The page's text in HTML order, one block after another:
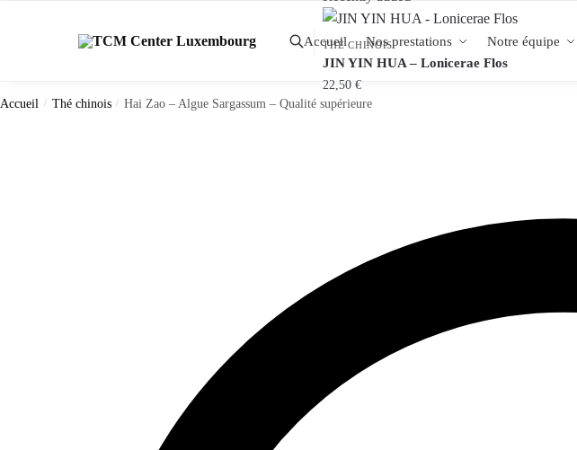
Accueil Nos prestations Notre équipe
THÉ CHINOIS
JIN YIN HUA – Lonicerae Flos
22,50€
Accueil / Thé chinois / Hai Zao – Algue Sargassum – Qualité supérieure